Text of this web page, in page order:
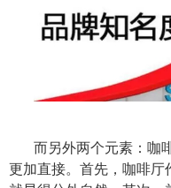
而另外两个元素：咖
更加直接。首先，咖啡厅